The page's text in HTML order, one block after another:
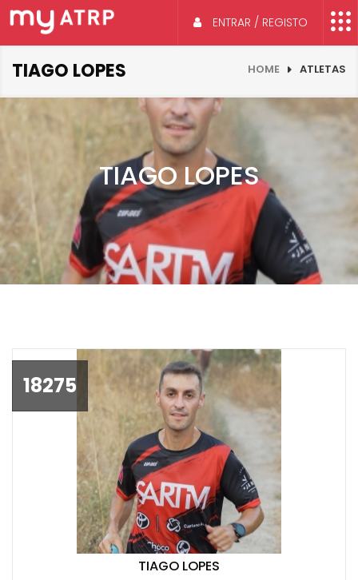
ENTRAR / REGISTO
TIAGO LOPES HOME ATLETAS
TIAGO LOPES
18275
TIAGO LOPES